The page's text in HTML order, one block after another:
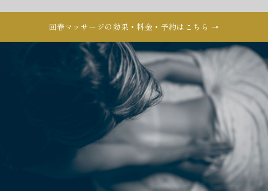
回春マッサージの効果・料金・予約はこちら →